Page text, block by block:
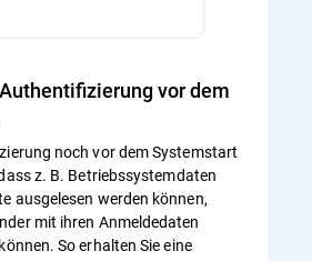
vor dem
noch vor dem Systemstart
z. B. Betriebssystemdaten
ausgelesen werden können,
mit ihren Anmeldedaten
So erhalten Sie eine